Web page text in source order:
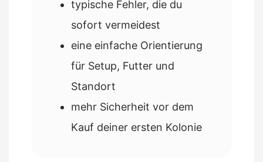
typische Fehler, die du
sofort vermeidest
eine einfache Orientierung
für Setup, Futter und
Standort
mehr Sicherheit vor dem
Kauf deiner ersten Kolonie